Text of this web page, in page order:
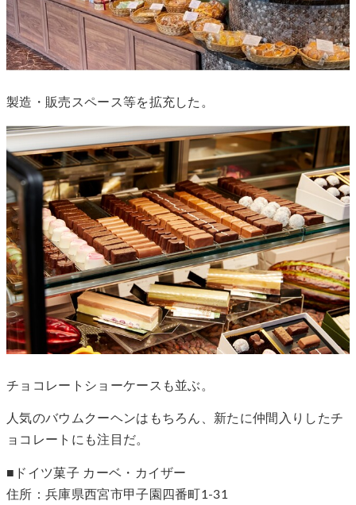
製造・販売スペース等を拡充した。
チョコレートショーケースも並ぶ。
人気のバウムクーヘンはもちろん、新たに仲間入りしたチ
ョコレートにも注目だ。
■ドイツ菓子 カーベ・カイザー
住所：兵庫県西宮市甲子園四番町1-31